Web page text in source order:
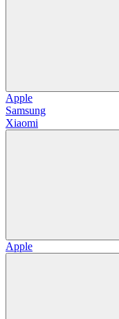
Apple
Samsung
Xiaomi
Apple